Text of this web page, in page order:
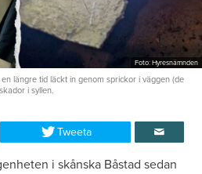
Foto: Hyresnämnden
längre tid läckt in genom sprickor i väggen (de
i syllen.
Tweeta
i skånska Båstad sedan